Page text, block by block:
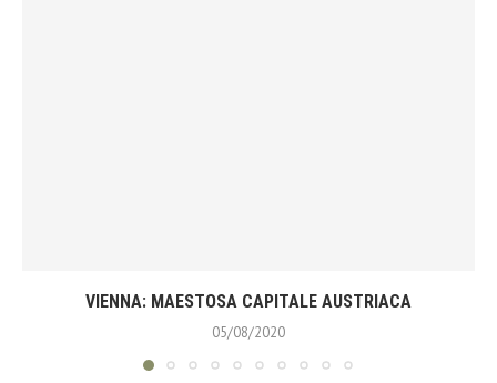
VIENNA: MAESTOSA CAPITALE AUSTRIACA
05/08/2020